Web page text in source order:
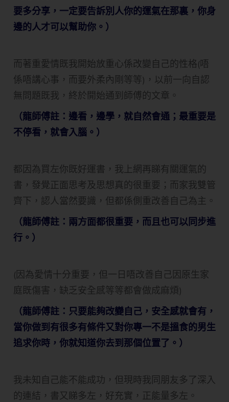
要多分享，一定要告訴別人你的運氣在那裏，你身
邊的人才可以幫助你。）
而著重愛情既我開始放重心係改變自己的性格(唔
係唔講心事，而要外柔內剛等等)，以前一向自認
無問題既我，終於開始通到師傅的文章。
（龍師傅註：邊看，邊學，就自然會通；最重要是
不停看，就會入腦。）
都因為買左你既好運書，我上網再睇有關運氣的
書，發覺正面思考及思想真的很重要；而家我雙管
齊下，認人當然要識，但都係側重改善自己為主。
（龍師傅註：兩方面都很重要，而且也可以同步進
行。）
(因為愛情十分重要，但一日唔改善自己因原生家
庭既傷害，缺乏安全感等等都會做成麻煩)
（龍師傅註：只要能夠改變自己，安全感就會有，
當你做到有很多有條件又對你專一不是搵食的男生
追求你時，你就知道你去到那個位置了。）
我未知自己能不能成功，但現時我同朋友多了深入
的連結，書又睇多左，好充實，正能量多左。